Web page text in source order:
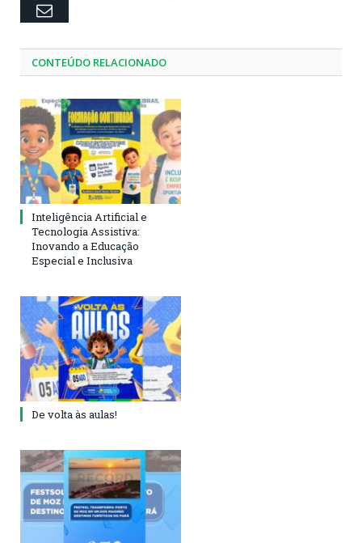
Email
CONTEÚDO RELACIONADO
Inteligência Artificial e
Tecnologia Assistiva:
Inovando a Educação
Especial e Inclusiva
De volta às aulas!